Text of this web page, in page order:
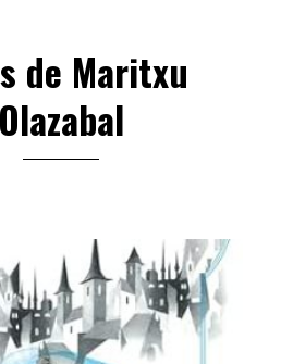
de Maritxu
Olazabal